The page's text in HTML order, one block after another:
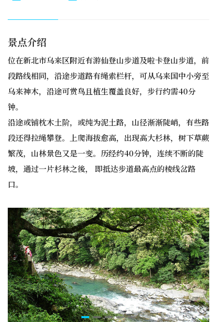
景点介绍
位在新北市乌来区附近有游仙登山步道及啦卡登山步道，前
段路线相同，沿途步道路有绳索栏杆，可从乌来国中小旁至
乌来神木，沿途可赏鸟且植生覆盖良好，步行约需40分
钟。
沿途或铺枕木土阶，或纯为泥土路，山径渐渐陡峭，有些路
段还得拉绳攀登。上爬海拔愈高，出现高大杉林，树下草蕨
繁茂，山林景色又是一变。历经约40分钟，连续不断的陡
坡，通过一片杉林之後， 即抵达步道最高点的棱线岔路
口。